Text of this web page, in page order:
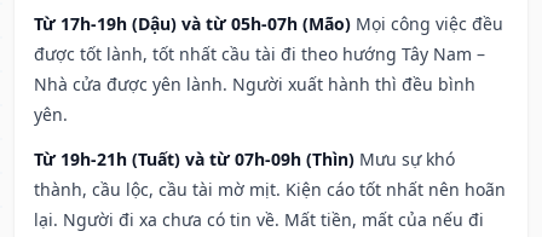
Từ 17h-19h (Dậu) và từ 05h-07h (Mão) Mọi công việc đều
được tốt lành, tốt nhất cầu tài đi theo hướng Tây Nam –
Nhà cửa được yên lành. Người xuất hành thì đều bình
yên.
Từ 19h-21h (Tuất) và từ 07h-09h (Thìn) Mưu sự khó
thành, cầu lộc, cầu tài mờ mịt. Kiện cáo tốt nhất nên hoãn
lại. Người đi xa chưa có tin về. Mất tiền, mất của nếu đi